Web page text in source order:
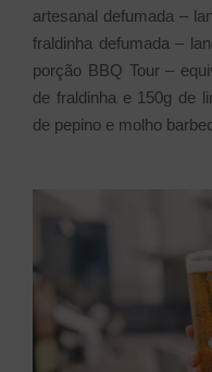
artesanal defumada –
fraldinha defumada –
porção BBQ Tour –
de fraldinha e 150g de
de pepino e molho